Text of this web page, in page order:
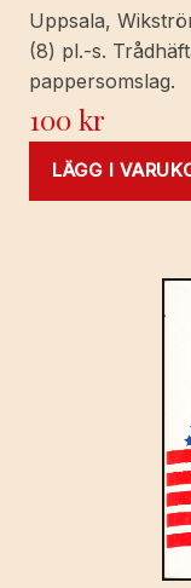
Uppsala,
(8) pl.-s.
pappersomslag.
100kr
LÄGG I